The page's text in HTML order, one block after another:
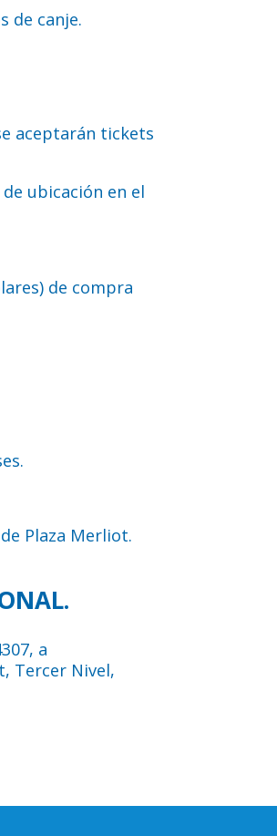
de canje.
aceptarán tickets
ubicación en el
de compra
Plaza Merliot.
a
Tercer Nivel,